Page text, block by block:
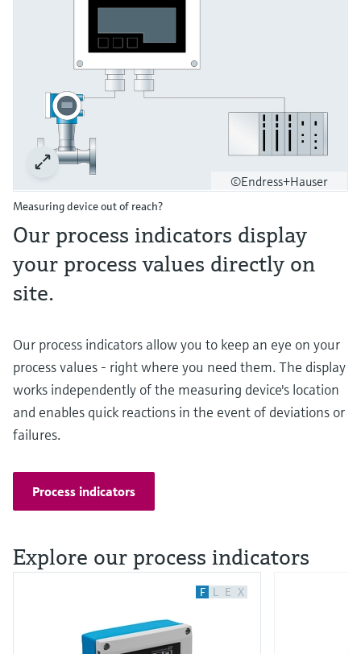
©Endress+Hauser
Measuring device out of reach?
Our process indicators display
your process values directly on
site.
Our process indicators allow you to keep an eye on your
process values - right where you need them. The display
works independently of the measuring device's location
and enables quick reactions in the event of deviations or
failures.
Process indicators
Explore our process indicators
F L E X